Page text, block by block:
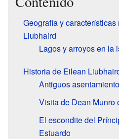
Geografía y
Liubhaird
Lagos y arroyos en la
Historia de Eilean
Antiguos
Visita de Dean Munro
El escondite del
Estuardo